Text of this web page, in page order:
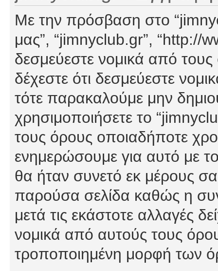
Με την πρόσβαση στο
μας”, “jimnyclub.gr”, “http://
δεσμεύεστε νομικά από
δέχεστε ότι δεσμεύεστε
τότε παρακαλούμε μην
χρησιμοποιήσετε το
τους όρους οποιαδήποτε
ενημερώσουμε για αυτό με
θα ήταν συνετό εκ μέρους
παρούσα σελίδα καθώς η
μετά τις εκάστοτε αλλαγές
νομικά από αυτούς τους
τροποποιημένη μορφή των